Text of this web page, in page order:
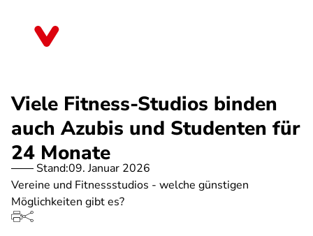
Viele Fitness-Studios binden
auch Azubis und Studenten für
24 Monate
Stand:09. Januar 2026
Vereine und Fitnessstudios - welche günstigen
Möglichkeiten gibt es?